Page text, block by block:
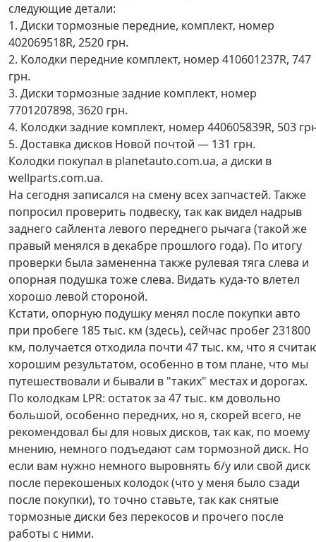
следующие детали:
1. Диски тормозные передние, комплект, номер
402069518R, 2520 грн.
2. Колодки передние комплект, номер 410601237R, 747
грн.
3. Диски тормозные задние комплект, номер
7701207898, 3620 грн.
4. Колодки задние комплект, номер 440605839R, 503
5. Доставка дисков Новой почтой — 131 грн.
Колодки покупал в planetauto.com.ua, а диски в
wellparts.com.ua.
На сегодня записался на смену всех запчастей. Также
попросил проверить подвеску, так как видел надрыв
заднего сайлента левого переднего рычага (такой же
правый менялся в декабре прошлого года). По итогу
проверки была замененна также рулевая тяга слева и
опорная подушка тоже слева. Видать куда-то влетел
хорошо левой стороной.
Кстати, опорную подушку менял после покупки авто
при пробеге 185 тыс. км (здесь), сейчас пробег 231800
км, получается отходила почти 47 тыс. км, что я
хорошим результатом, особенно в том плане, что мы
путешествовали и бывали в "таких" местах и дорогах.
По колодкам LPR: остаток за 47 тыс. км довольно
большой, особенно передних, но я, скорей всего, не
рекомендовал бы для новых дисков, так как, по моему
мнению, немного подъедают сам тормозной диск. Но
если вам нужно немного выровнять б/у или свой диск
после перекошеных колодок (что у меня было сзади
после покупки), то точно ставьте, так как снятые
тормозные диски без перекосов и прочего после
работы с ними.